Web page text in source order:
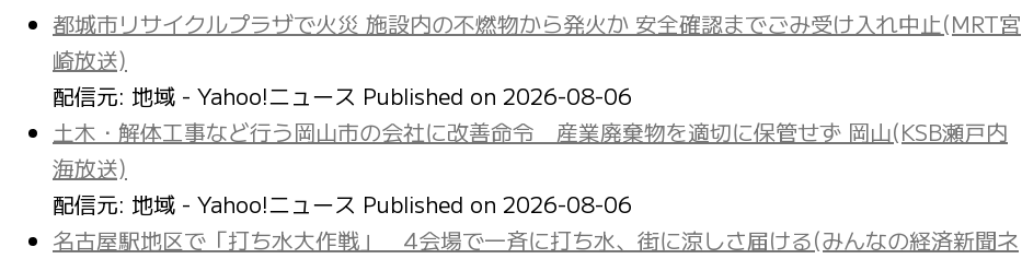
都城市リサイクルプラザで火災 施設内の不燃物から発火か 安全確認までごみ受け入れ中止(MRT宮
崎放送)
配信元: 地域 - Yahoo!ニュース Published on 2026-08-06
土木・解体工事など行う岡山市の会社に改善命令 産業廃棄物を適切に保管せず 岡山(KSB瀬戸内
海放送)
配信元: 地域 - Yahoo!ニュース Published on 2026-08-06
名古屋駅地区で「打ち水大作戦」 4会場で一斉に打ち水、街に涼しさ届ける(みんなの経済新聞ネ